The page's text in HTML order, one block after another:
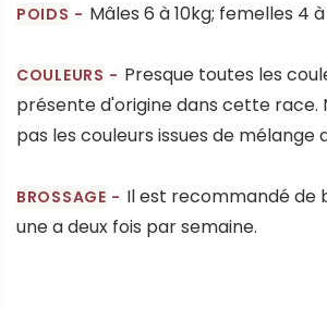
POIDS Mâles 6 à 10kg; femelles 4
COULEURS
Presque toutes les
présente d'origine dans cette race.
pas les couleurs issues de mélange
BROSSAGE
Il est recommandé de
une a deux fois par semaine.